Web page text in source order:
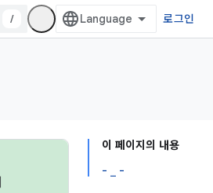
/ 로그인
이 페이지의 내용
- _ -